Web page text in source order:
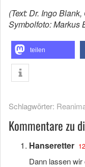
(Text: Dr. Ingo
Symbolfoto: Markus
teilen
Schlagwörter:
Kommentare zu
Hanseretter
Dann lassen